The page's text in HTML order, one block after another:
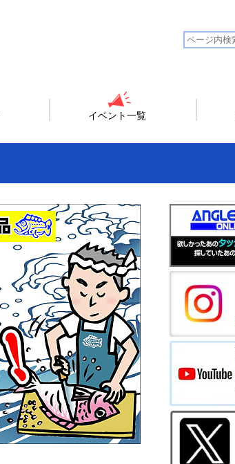
イベント一覧